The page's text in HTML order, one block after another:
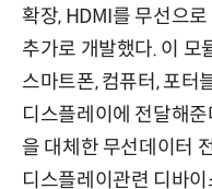
확장, HDMI를 무선으
추가로 개발했다. 이 모
스마트폰, 컴퓨터, 포터
디스플레이에 전달해
을 대체한 무선데이터
디스플레이관련 디바